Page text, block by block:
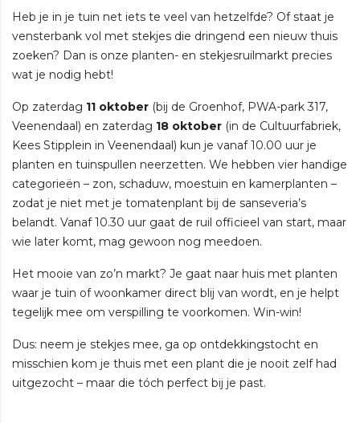
Heb je in je tuin net iets te veel van hetzelfde? Of staat je
vensterbank vol met stekjes die dringend een nieuw thuis
zoeken? Dan is onze planten- en stekjesruilmarkt precies
wat je nodig hebt!
Op zaterdag 11 oktober (bij de Groenhof, PWA-park 317,
Veenendaal) en zaterdag 18 oktober (in de Cultuurfabriek,
Kees Stipplein in Veenendaal) kun je vanaf 10.00 uur je
planten en tuinspullen neerzetten. We hebben vier handige
categorieën – zon, schaduw, moestuin en kamerplanten –
zodat je niet met je tomatenplant bij de sanseveria’s
belandt. Vanaf 10.30 uur gaat de ruil officieel van start, maar
wie later komt, mag gewoon nog meedoen.
Het mooie van zo’n markt? Je gaat naar huis met planten
waar je tuin of woonkamer direct blij van wordt, en je helpt
tegelijk mee om verspilling te voorkomen. Win-win!
Dus: neem je stekjes mee, ga op ontdekkingstocht en
misschien kom je thuis met een plant die je nooit zelf had
uitgezocht – maar die tóch perfect bij je past.